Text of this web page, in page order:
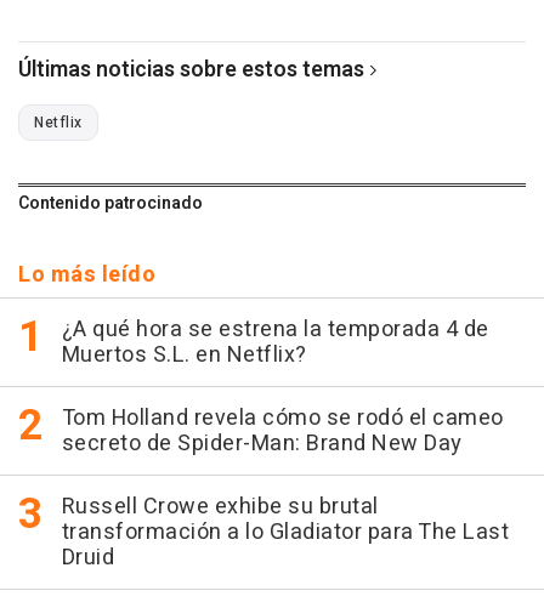
Últimas noticias sobre estos temas
Netflix
Contenido patrocinado
Lo más leído
¿A qué hora se estrena la temporada 4 de
Muertos S.L. en Netflix?
Tom Holland revela cómo se rodó el cameo
secreto de Spider-Man: Brand New Day
Russell Crowe exhibe su brutal
transformación a lo Gladiator para The Last
Druid